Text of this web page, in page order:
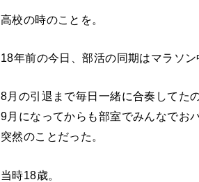
高校の時のことを。
18年前の今日、部活の同期はマラソン
8月の引退まで毎日一緒に合奏してたの
9月になってからも部室でみんなでお
突然のことだった。
当時18歳。